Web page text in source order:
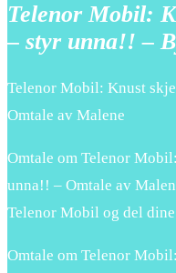
Telenor Mobil:
– styr unna!! –
Telenor Mobil: Knust
Omtale av Malene
Omtale om Telenor
unna!! – Omtale av
Telenor Mobil og del
Omtale om Telenor